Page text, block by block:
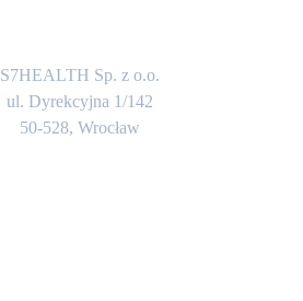
S7HEALTH Sp. z o.o.
ul. Dyrekcyjna 1/142
50-528, Wrocław